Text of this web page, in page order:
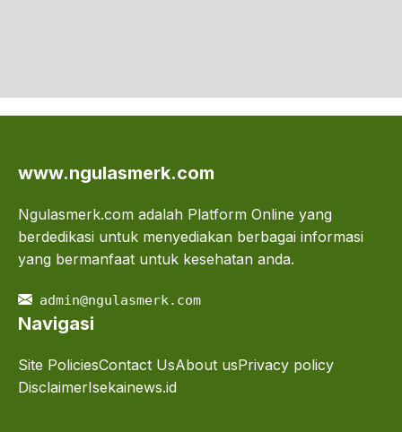
www.ngulasmerk.com
Ngulasmerk.com adalah Platform Online yang
berdedikasi untuk menyediakan berbagai informasi
yang bermanfaat untuk kesehatan anda.
admin@ngulasmerk.com
Navigasi
Site PoliciesContact UsAbout usPrivacy policy
DisclaimerIsekainews.id